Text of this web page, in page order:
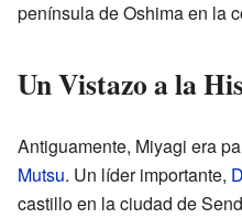
península de Oshima en la
Un Vistazo a la
Antiguamente, Miyagi era
Mutsu. Un líder importante,
castillo en la ciudad de